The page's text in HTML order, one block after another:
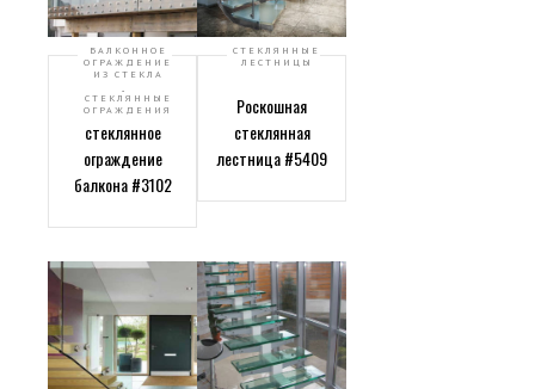
БАЛКОННОЕ
ОГРАЖДЕНИЕ
ИЗ СТЕКЛА
,
СТЕКЛЯННЫЕ
ОГРАЖДЕНИЯ
Прозрачное
стеклянное
ограждение
балкона #3102
СТЕКЛЯННЫЕ
ЛЕСТНИЦЫ
Роскошная
стеклянная
лестница #5409